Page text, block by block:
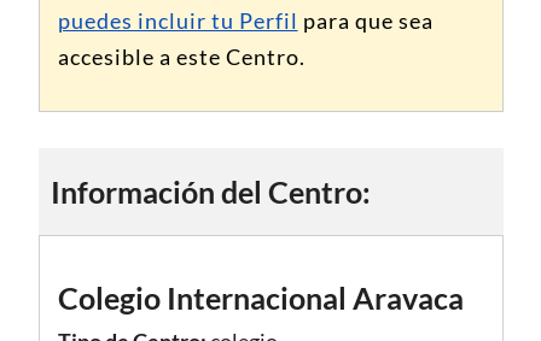
puedes incluir tu Perfil para que sea
accesible a este Centro.
Información del Centro:
Colegio Internacional Aravaca